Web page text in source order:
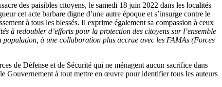
des paisibles citoyens, le samedi 18 juin 2022 dans les localités
cet acte barbare digne d’une autre époque et s’insurge contre le
à tous les blessés. Il exprime également sa compassion à ceux
à redoubler d’efforts pour la protection des citoyens sur l’ensemble
à une collaboration plus accrue avec les FAMAs (Forces
de Défense et de Sécurité qui ne ménagent aucun sacrifice dans
Gouvernement à tout mettre en œuvre pour identifier tous les auteurs